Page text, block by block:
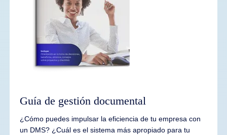
Guía de gestión documental
¿Cómo puedes impulsar la eficiencia de tu empresa con
un DMS? ¿Cuál es el sistema más apropiado para tu